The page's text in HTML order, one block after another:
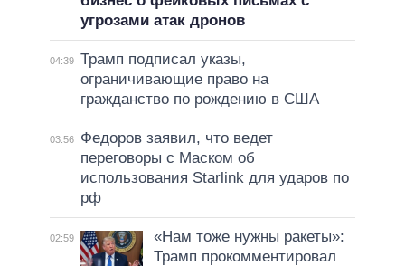
угрозами атак дронов
04:39 Трамп подписал указы,
ограничивающие право на
гражданство по рождению в США
03:56
Федоров заявил, что ведет
переговоры с Маском об
использования Starlink для ударов по
рф
02:59
«Нам тоже нужны ракеты»:
Трамп прокомментировал